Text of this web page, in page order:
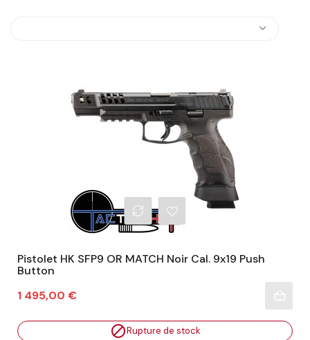
Pistolet HK SFP9 OR MATCH Noir Cal. 9x19 Push
Button
Prix
1 495,00 €
Rupture de stock